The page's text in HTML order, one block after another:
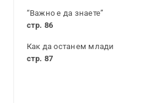
“Важно е да знаете”
стр. 86
Как да останем млади
стр. 87